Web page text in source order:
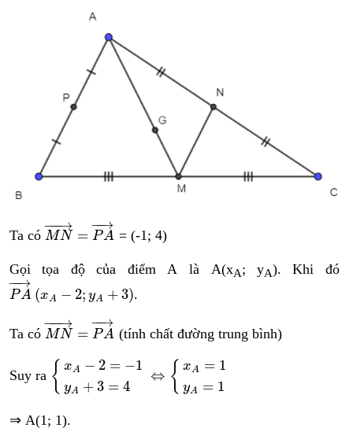
Ta có
−
−−→
MN =
−
−→
PA
N→ A→
= (-1; 4)
Gọi tọa độ của điểm A là A(xA; yA). Khi đó
−
−→
PA (xA − 2; yA +3)
PA→xA 2;y A+3
.
Ta có
−
−−→
MN =
−
−→
PA
N→ A→
(tính chất đường trung bình)
Suy ra { xA − 2 = −1
yA +3 = 4
⇔ { xA = 1
yA = 1
xA −1 +3 ⇔x yA
⇒ A(1; 1).